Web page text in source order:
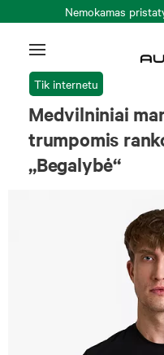
Nemokamas
Tik internetu
Medvilniniai
trumpomis
„Begalybė“